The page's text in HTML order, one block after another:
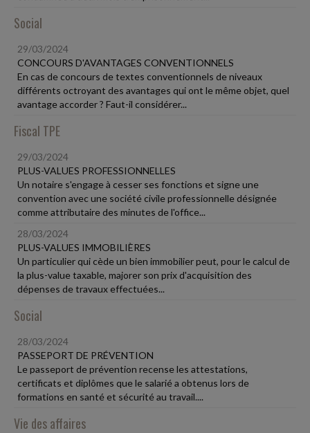
Social
29/03/2024
CONCOURS D'AVANTAGES CONVENTIONNELS
En cas de concours de textes conventionnels de niveaux
différents octroyant des avantages qui ont le même objet, quel
avantage accorder ? Faut-il considérer...
Fiscal TPE
29/03/2024
PLUS-VALUES PROFESSIONNELLES
Un notaire s'engage à cesser ses fonctions et signe une
convention avec une société civile professionnelle désignée
comme attributaire des minutes de l'office...
28/03/2024
PLUS-VALUES IMMOBILIÈRES
Un particulier qui cède un bien immobilier peut, pour le calcul de
la plus-value taxable, majorer son prix d'acquisition des
dépenses de travaux effectuées...
Social
28/03/2024
PASSEPORT DE PRÉVENTION
Le passeport de prévention recense les attestations,
certificats et diplômes que le salarié a obtenus lors de
formations en santé et sécurité au travail....
Vie des affaires